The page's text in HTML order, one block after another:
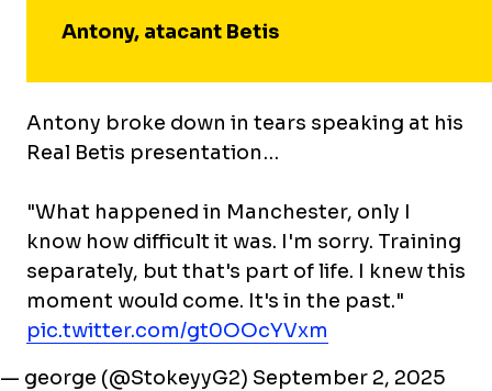
Antony, atacant Betis
Antony broke down in tears speaking at his
Real Betis presentation…
"What happened in Manchester, only I
know how difficult it was. I'm sorry. Training
separately, but that's part of life. I knew this
moment would come. It's in the past."
pic.twitter.com/gt0OOcYVxm
— george (@StokeyyG2) September 2, 2025